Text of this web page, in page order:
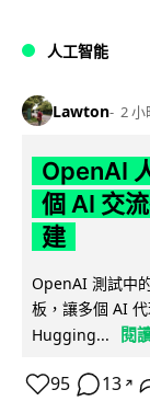
人工智能
Lawton 2 小
OpenAI
個 AI 交
建
OpenAI 測試中
板，讓多個 AI
Hugging...
閱
95 13 ↗